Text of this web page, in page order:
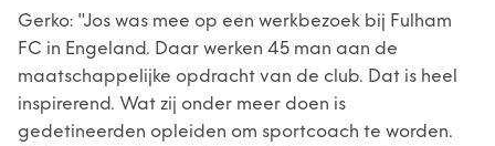
Gerko: "Jos was mee op een werkbezoek bij Fulham
FC in Engeland. Daar werken 45 man aan de
maatschappelijke opdracht van de club. Dat is heel
inspirerend. Wat zij onder meer doen is
gedetineerden opleiden om sportcoach te worden.